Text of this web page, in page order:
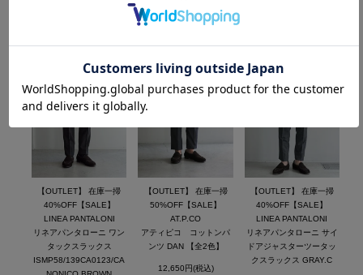
ーゴパンツ AIKO GRAY
18,480円(税込)
【OUTLET】 在庫一掃
40%OFF【SALE】
LINEA PANTALONI
リネアパンタローニ ワン
タックスラックス
ISMP58/139CA0123/CA
【OUTLET】 在庫一掃
50%OFF【SALE】
AT.P.CO
アティピコ コットンパ
ンツ DAN 【全2色】
12,650円(税込)
【OUTLET】 在庫一掃
40%OFF【SALE】
LINEA PANTALONI
リネアパンタローニ サイ
ドアジャスターツータッ
クスラックス GRAY.C